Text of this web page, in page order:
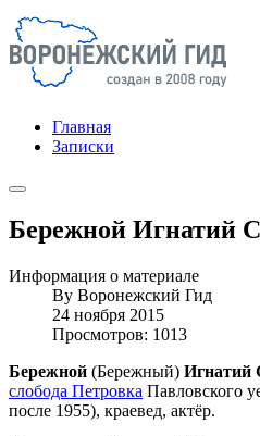
Главная
Записки
Бережной Игнатий
Информация о материале
By Воронежский Гид
24 ноября 2015
Просмотров: 1013
Бережной (Бережный) Игнатий
слобода Петровка Павловского
после 1955), краевед, актёр.